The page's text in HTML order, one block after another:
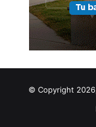
© Copyright